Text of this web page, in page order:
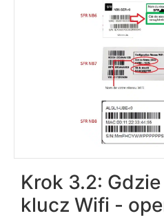
Krok 3.2:
klucz Wifi -